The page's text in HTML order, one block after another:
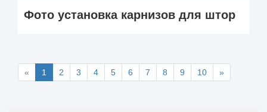
Фото установка карнизов для штор
« 1 2 3 4 5 6 7 8 9 10 »